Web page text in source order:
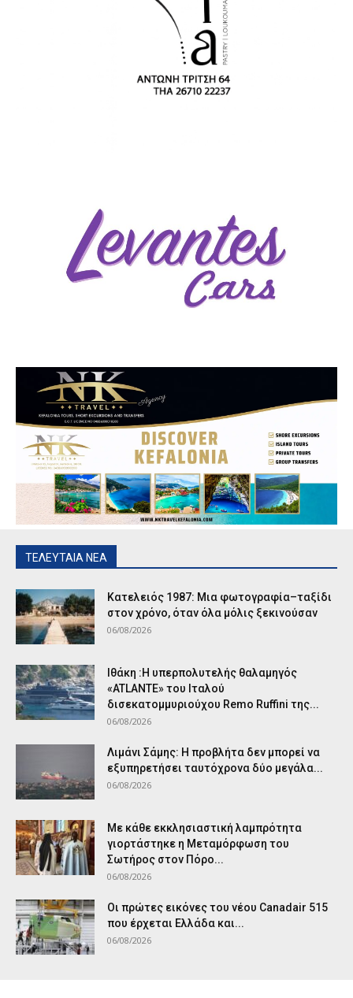
ΤΕΛΕΥΤΑΙΑ ΝΕΑ
Κατελειός 1987: Μια φωτογραφία–ταξίδι
στον χρόνο, όταν όλα μόλις ξεκινούσαν
06/08/2026
Ιθάκη :Η υπερπολυτελής θαλαμηγός
«ATLANTE» του Ιταλού
δισεκατομμυριούχου Remo Ruffini της...
06/08/2026
Λιμάνι Σάμης: Η προβλήτα δεν μπορεί να
εξυπηρετήσει ταυτόχρονα δύο μεγάλα...
06/08/2026
Με κάθε εκκλησιαστική λαμπρότητα
γιορτάστηκε η Μεταμόρφωση του
Σωτήρος στον Πόρο...
06/08/2026
Οι πρώτες εικόνες του νέου Canadair 515
που έρχεται Ελλάδα και...
06/08/2026